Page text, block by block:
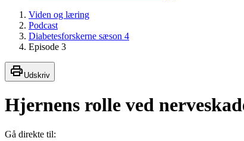
Viden og læring
Podcast
Diabetesforskerne sæson 4
Episode 3
Udskriv
Hjernens rolle ved
Gå direkte til: